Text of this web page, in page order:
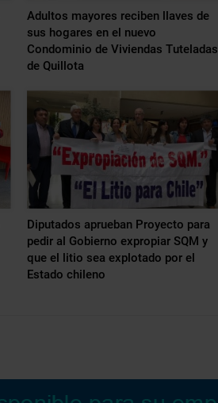
Adultos mayores reciben llaves de
sus hogares en el nuevo
Condominio de Viviendas Tuteladas
de Quillota
Diputados aprueban Proyecto para
pedir al Gobierno expropiar SQM y
que el litio sea explotado por el
Estado chileno